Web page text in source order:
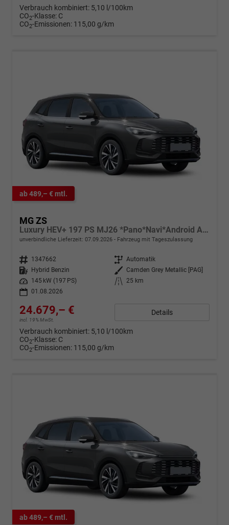
Verbrauch kombiniert: 5,10 l/100km
CO2-Klasse: C
CO2-Emissionen: 115,00 g/km
ab 489,– € mtl.
MG ZS
Luxury HEV+ 197 PS MJ26 *Pano*Navi*Android Auto*SHZ*360°*Kunstleder*Klimaauto*ACC
unverbindliche Lieferzeit: 07.09.2026 Fahrzeug mit Tageszulassung
Fahrzeugnr. 1347662 Getriebe Automatik
Kraftstoff
Hybrid Benzin Außenfarbe Camden Grey Metallic [PAG]
Leistung
145 kW (197 PS) Kilometerstand
25 km
01.08.2026
24.679,– €
incl. 19% MwSt.
Details
Verbrauch kombiniert: 5,10 l/100km
CO2-Klasse: C
CO2-Emissionen: 115,00 g/km
ab 489,– € mtl.